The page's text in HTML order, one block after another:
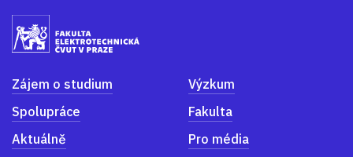
Zájem o studium
Výzkum
Spolupráce
Fakulta
Aktuálně
Pro média